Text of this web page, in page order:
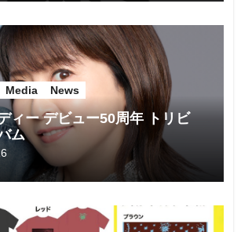
Media News
ィー デビュー50周年 トリビ
ム